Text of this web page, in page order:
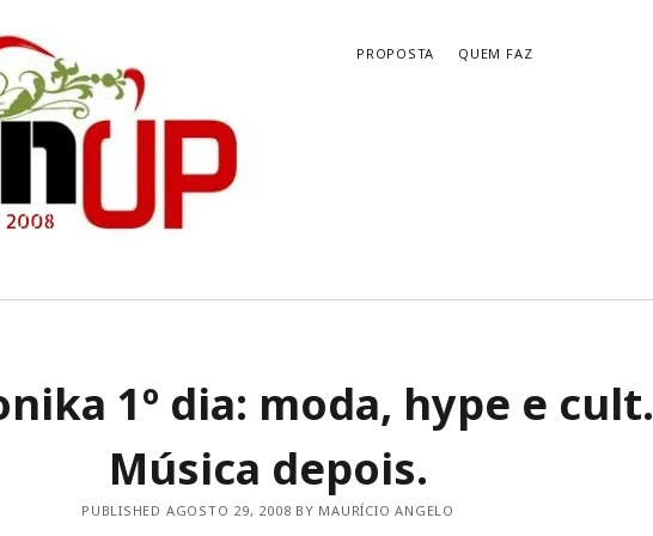
PROPOSTA QUEM FAZ
DISCOS DESTE SÉCULO – 2000
discos, shows, filmes, série e livro
Arquivos
1º dia: moda, hype e cult.
Música depois.
PUBLISHED AGOSTO 29, 2008 BY MAURÍCIO ANGELO